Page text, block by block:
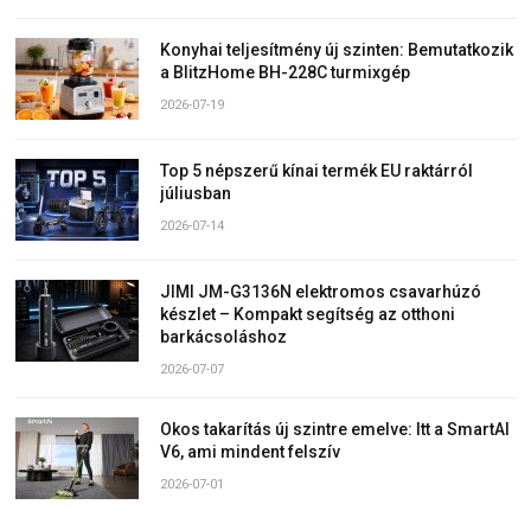
Konyhai teljesítmény új szinten: Bemutatkozik
a BlitzHome BH-228C turmixgép
2026-07-19
Top 5 népszerű kínai termék EU raktárról
júliusban
2026-07-14
JIMI JM-G3136N elektromos csavarhúzó
készlet – Kompakt segítség az otthoni
barkácsoláshoz
2026-07-07
Okos takarítás új szintre emelve: Itt a SmartAI
V6, ami mindent felszív
2026-07-01